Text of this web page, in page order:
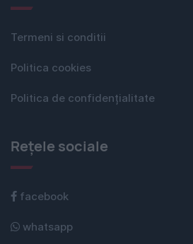
Termeni si conditii
Politica cookies
Politica de confidențialitate
Rețele sociale
facebook
whatsapp